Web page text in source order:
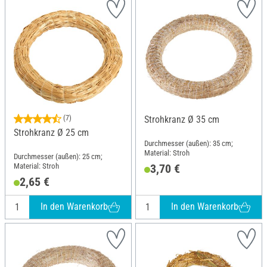
(7)
Strohkranz Ø 25 cm
Durchmesser (außen): 25 cm;
Material: Stroh
2,65 €
In den Warenkorb
Strohkranz Ø 35 cm
Durchmesser (außen): 35 cm;
Material: Stroh
3,70 €
In den Warenkorb